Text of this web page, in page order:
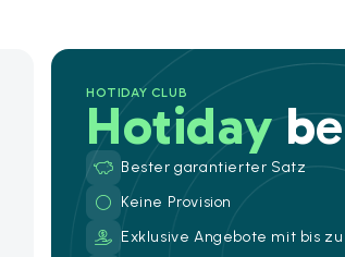
HOTIDAY CLUB
Hotiday
Bester garantierter Satz
Keine Provision
Exklusive Angebote mit bis